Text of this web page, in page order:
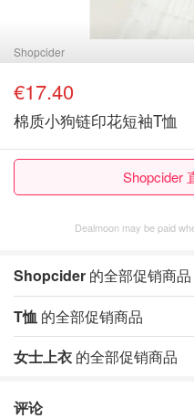
Shopcider
€17.40
棉质小狗链印花短袖T恤
Shopcider
Dealmoon may be paid
Shopcider 的全部促销商品
T恤 的全部促销商品
女士上衣 的全部促销商品
评论